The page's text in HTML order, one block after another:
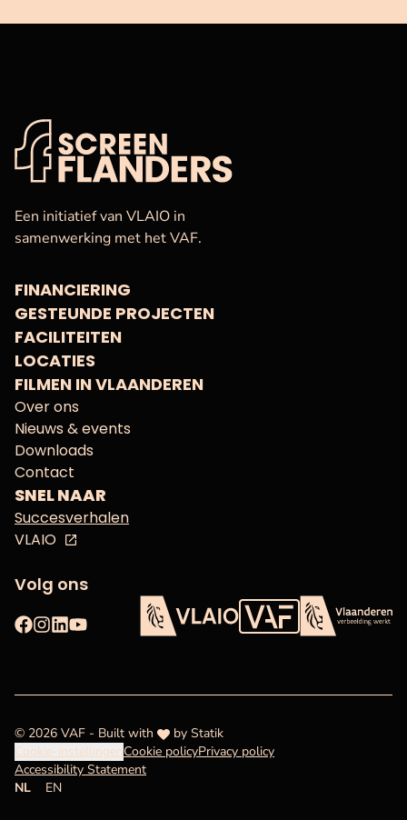
VAF
Een initiatief van VLAIO in
samenwerking met het VAF.
FINANCIERING
GESTEUNDE PROJECTEN
FACILITEITEN
LOCATIES
FILMEN IN VLAANDEREN
Over ons
Nieuws & events
Downloads
Contact
SNEL NAAR
Succesverhalen
VLAIO
Volg ons
Facebook
Instagram
LinkedIn
YouTube
© 2026 VAF - Built with loveby Statik
Cookie-instellingenCookie policyPrivacy policy
Accessibility Statement
NL
EN